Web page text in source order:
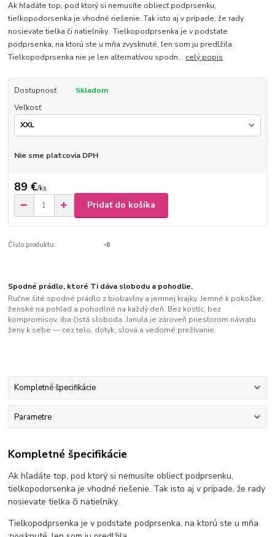
Ak hľadáte top, pod ktorý si nemusíte obliecť podprsenku,
tielkopodorsenka je vhodné riešenie. Tak isto aj v prípade, že rady
nosievate tielka či natielniky. Tielkopodprsenka je v podstate
podprsenka, na ktorú ste u mňa zvysknuté, len som ju predlžila.
Tielkopodprsenka nie je len alternatívou spodn... celý popis
Dostupnosť
Skladom
Veľkosť
Nie sme platcovia DPH
89 €/ks
Pridať do košíka
Číslo produktu: -6
Spodné prádlo, ktoré Ti dáva slobodu a pohodlie.
Ručne šité spodné prádlo z biobavlny a jemnej krajky. Jemné k pokožke,
ženské na pohľad a pohodlné na každý deň. Bez kostíc, bez
kompromisov, iba čistá sloboda. Janula je zároveň priestorom návratu
ženy k sebe — cez telo, dotyk, slová a vedomé prežívanie.
Kompletné špecifikácie
Parametre
Kompletné špecifikácie
Ak hľadáte top, pod ktorý si nemusíte obliecť podprsenku,
tielkopodorsenka je vhodné riešenie. Tak isto aj v prípade, že rady
nosievate tielka či natielniky.
Tielkopodprsenka je v podstate podprsenka, na ktorú ste u mňa